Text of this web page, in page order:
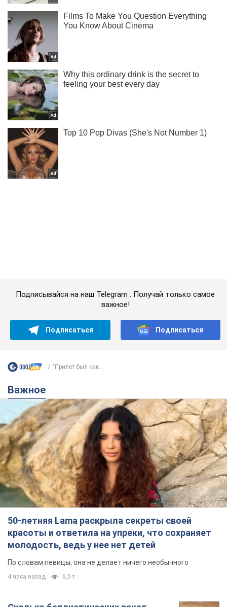
Важное
50-летняя Lama раскрыла секреты своей
красоты и ответила на упреки, что сохраняет
молодость, ведь у нее нет детей
По словам певицы, она не делает ничего необычного
4 часа назад 6,5 т.
Сколько баллистических ракет
перехватила украинская ПВО в
июле: в Минобороны назвали цифру
Украинская ПВО работала в условиях
Аурика Ротару через суд изменила